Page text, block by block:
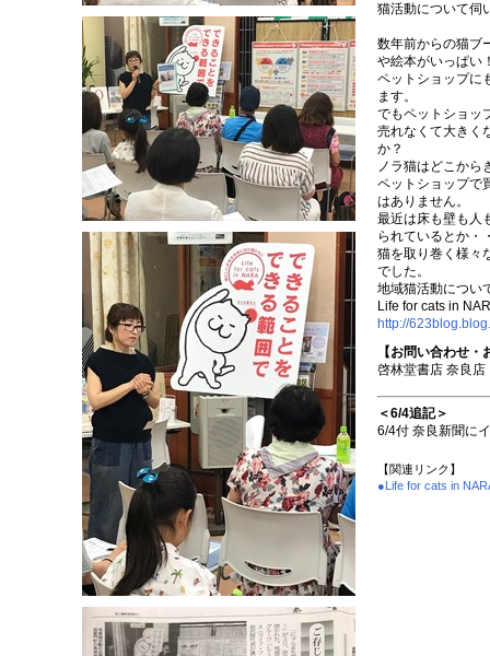
猫活動について伺
数年前からの猫ブ
や絵本がいっぱい
ペットショップに
ます。
でもペットショッ
売れなくて大きく
か？
ノラ猫はどこから
ペットショップで
はありません。
最近は床も壁も人
られているとか・
猫を取り巻く様々
でした。
地域猫活動につい
Life for cats in
http://
【お問い合わせ・
啓林堂書店 奈良
＜6/4追記＞
6/4付 奈良新聞に
【関連リンク】
●Life for cats in